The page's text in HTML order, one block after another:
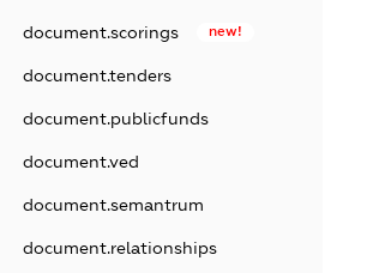
document.scorings new!
document.tenders
document.publicfunds
document.ved
document.semantrum
document.relationships